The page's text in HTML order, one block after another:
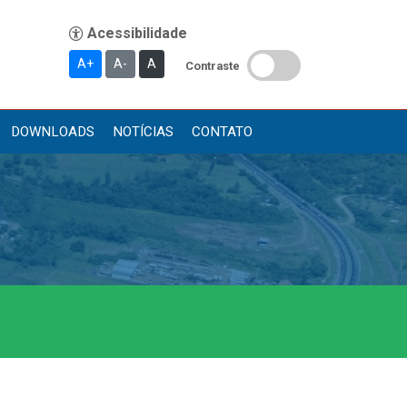
A+ A- A Contraste
DOWNLOADS NOTÍCIAS CONTATO
Publicações
Diário Oficial (Novo)
Diário Oficial (Até 30/04)